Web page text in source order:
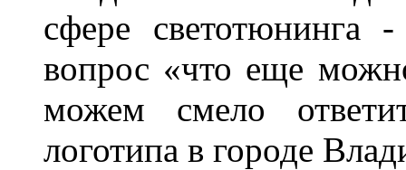
сфере светотюнинга
вопрос «что еще
можем смело
логотипа в городе